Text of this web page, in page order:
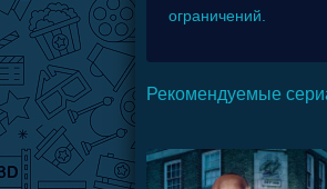
ограничений.
Рекомендуемые